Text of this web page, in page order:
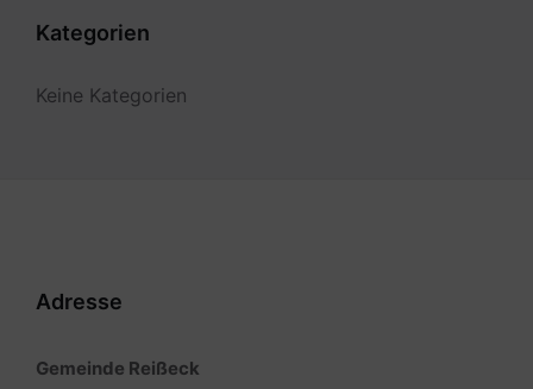
Kategorien
Keine Kategorien
Adresse
Gemeinde Reißeck